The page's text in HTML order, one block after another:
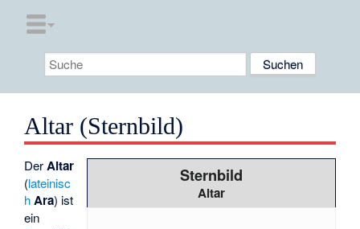
Altar (Sternbild)
Sternbild
Altar
DerAltar
(lateinisc
h Ara) ist
ein